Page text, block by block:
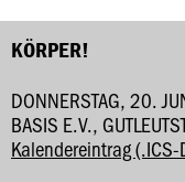
KÖRPER!
DONNERSTAG, 20.
BASIS E.V.,
Kalendereintrag